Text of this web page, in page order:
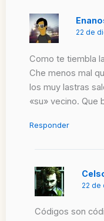
22 de
Como te tiembla
Che menos mal
los muy lastras
«su» vecino. Que
Responder
22 de
Códigos son